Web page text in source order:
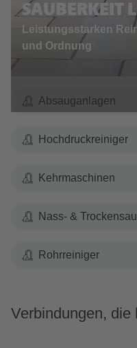
SAUBERKEIT
Leistungsstarken
und Ordnung
Absauganlagen
Hochdruckreiniger
Kehrmaschinen
Nass- &
Rohrreiniger
Verbindungen, die